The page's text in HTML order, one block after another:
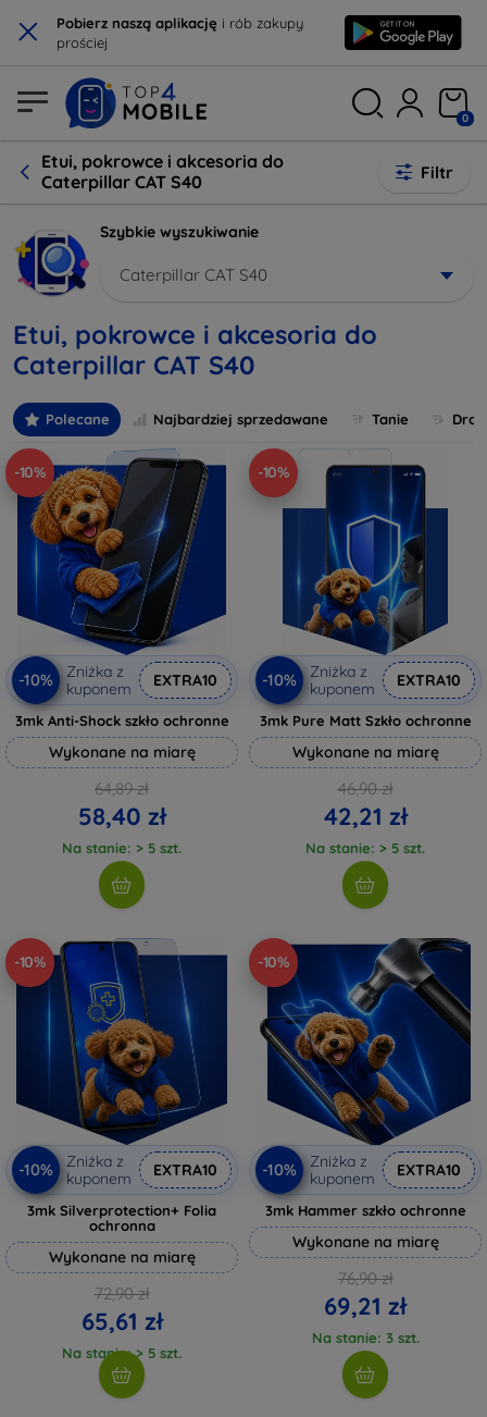
× Pobierz naszą aplikację i rób zakupy
prościej
0
Etui, pokrowce i akcesoria do
Caterpillar CAT S40
Filtr
Szybkie wyszukiwanie
Caterpillar CAT S40
Etui, pokrowce i akcesoria do
Caterpillar CAT S40
Polecane Najbardziej sprzedawane Tanie
-10%
-10%
Zniżka z
kuponem
EXTRA10
3mk Anti-Shock szkło ochronne
Wykonane na miarę
64,89 zł
58,40 zł
Na stanie: > 5 szt.
-10%
-10%
Zniżka z
kuponem
EXTRA10
3mk Pure Matt Szkło ochronne
Wykonane na miarę
46,90 zł
42,21 zł
Na stanie: > 5 szt.
-10%
-10%
Zniżka z
kuponem
EXTRA10
3mk Silverprotection+ Folia
ochronna
Wykonane na miarę
72,90 zł
65,61 zł
Na stanie: > 5 szt.
-10%
-10%
Zniżka z
kuponem
EXTRA10
3mk Hammer szkło ochronne
Wykonane na miarę
76,90 zł
69,21 zł
Na stanie: 3 szt.